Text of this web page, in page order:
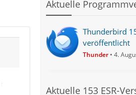
Aktuelle
Thunderbird
veröffentlicht
Thunder 4.
Aktuelle 153 ESR-